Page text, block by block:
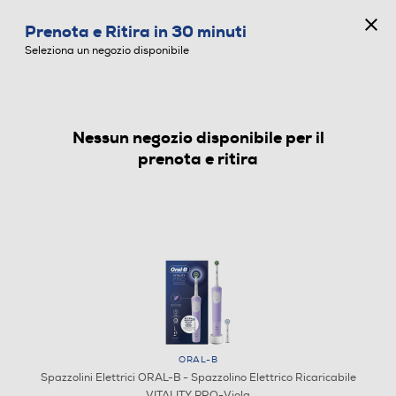
SPAZZOLINI ELETTRICI
Prenota e Ritira in 30 minuti
Seleziona un negozio disponibile
Nessun negozio disponibile per il
prenota e ritira
ORAL-B
Spazzolini Elettrici ORAL-B - Spazzolino Elettrico Ricaricabile